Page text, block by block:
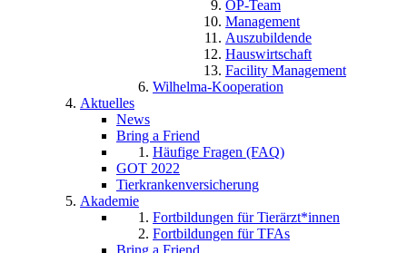
OP-Team
Management
Auszubildende
Hauswirtschaft
Facility Management
Wilhelma-Kooperation
Aktuelles
News
Bring a Friend
Häufige Fragen (FAQ)
GOT 2022
Tierkrankenversicherung
Akademie
Fortbildungen für Tierärzt*innen
Fortbildungen für TFAs